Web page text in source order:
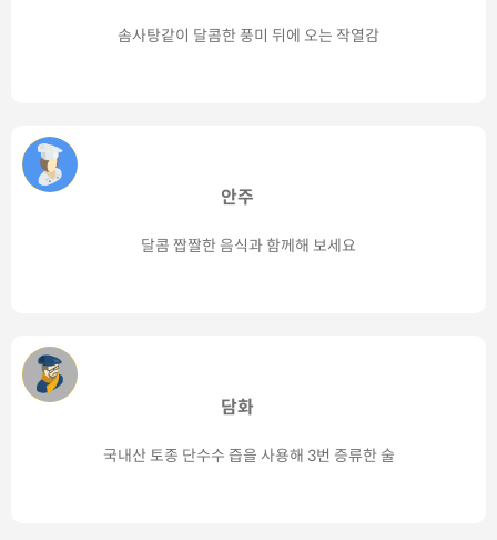
솜사탕같이 달콤한 풍미 뒤에 오는 작열감
안주
달콤 짭짤한 음식과 함께해 보세요
담화
국내산 토종 단수수 즙을 사용해 3번 증류한 술